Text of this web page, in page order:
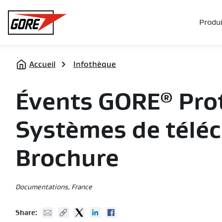
Gore
Accueil Infothèque
Évents GORE®
Systèmes de
Brochure
Documentations, France
Share: Mail Copy URLTwitterLinked In